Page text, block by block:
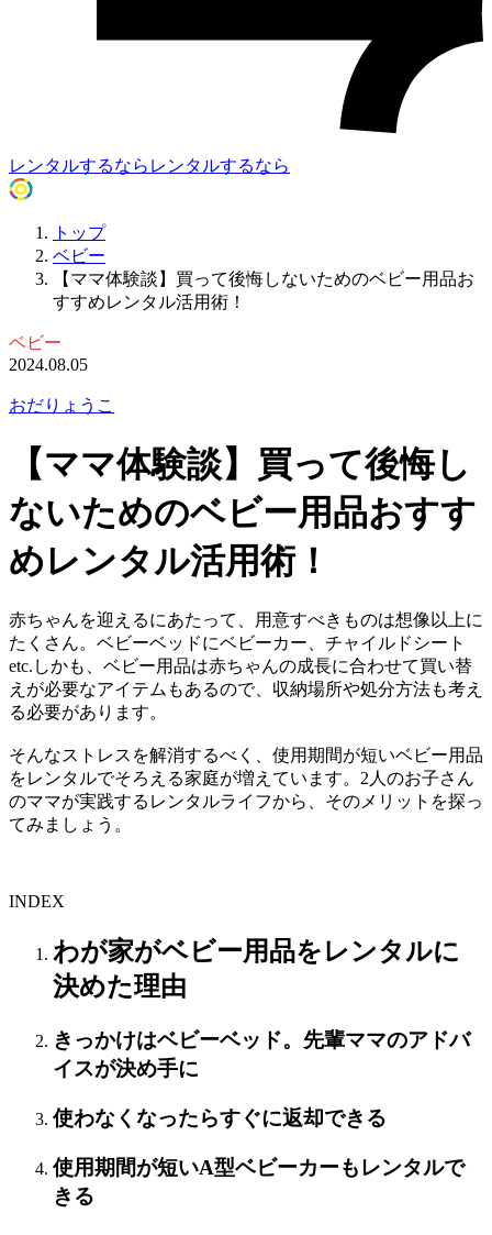
レンタルするなら レンタルするなら
トップ
ベビー
【ママ体験談】買って後悔しないためのベビー用品お
すすめレンタル活用術！
ベビー
2024.08.05
おだりょうこ
【ママ体験談】買って後悔し
ないためのベビー用品おすす
めレンタル活用術！
赤ちゃんを迎えるにあたって、用意すべきものは想像以上に
たくさん。ベビーベッドにベビーカー、チャイルドシート
etc.しかも、ベビー用品は赤ちゃんの成長に合わせて買い替
えが必要なアイテムもあるので、収納場所や処分方法も考え
る必要があります。
そんなストレスを解消するべく、使用期間が短いベビー用品
をレンタルでそろえる家庭が増えています。2人のお子さん
のママが実践するレンタルライフから、そのメリットを探っ
てみましょう。
INDEX
わが家がベビー用品をレンタルに
決めた理由
きっかけはベビーベッド。先輩ママのアドバ
イスが決め手に
使わなくなったらすぐに返却できる
使用期間が短いA型ベビーカーもレンタルで
きる